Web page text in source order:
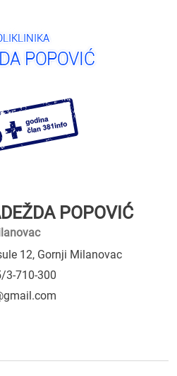
POPOVIĆ
12, Gornji Milanovac
3-710-300